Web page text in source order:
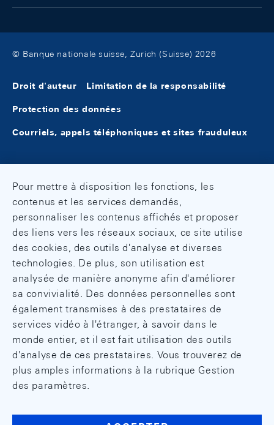
© Banque nationale suisse, Zurich (Suisse) 2026
Droit d'auteur Limitation de la responsabilité
Protection des données
Courriels, appels téléphoniques et sites frauduleux
Pour mettre à disposition les fonctions, les
contenus et les services demandés,
personnaliser les contenus affichés et proposer
des liens vers les réseaux sociaux, ce site utilise
des cookies, des outils d'analyse et diverses
technologies. De plus, son utilisation est
analysée de manière anonyme afin d'améliorer
sa convivialité. Des données personnelles sont
également transmises à des prestataires de
services vidéo à l'étranger, à savoir dans le
monde entier, et il est fait utilisation des outils
d'analyse de ces prestataires. Vous trouverez de
plus amples informations à la rubrique Gestion
des paramètres.